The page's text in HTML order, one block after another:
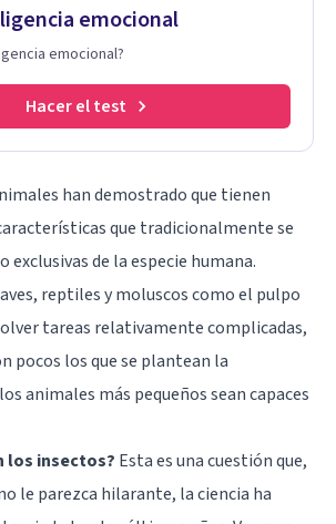
emocional
emocional?
Hacer el test
han demostrado que tienen
que tradicionalmente se
exclusivas de la especie humana.
reptiles y moluscos como el pulpo
tareas relativamente complicadas,
pocos los que se plantean la
animales más pequeños sean capaces
los insectos? Esta es una cuestión que,
le parezca hilarante, la ciencia ha